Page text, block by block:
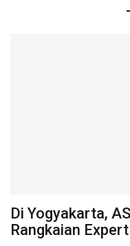
Di Yogyakarta,
Rangkaian